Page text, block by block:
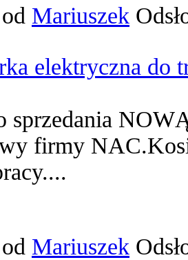
Mariuszek
elektryczna do
sprzedania
firmy
Mariuszek